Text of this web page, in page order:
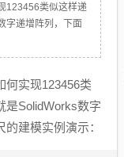
123456类似这样递
字递增阵列，下面
何实现123456类
是SolidWorks数字
建模实例演示：